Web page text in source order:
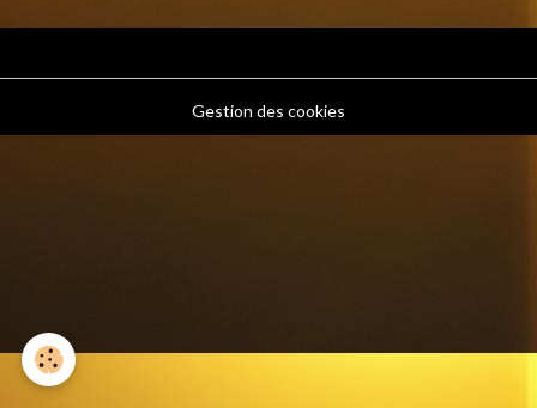
Gestion des cookies